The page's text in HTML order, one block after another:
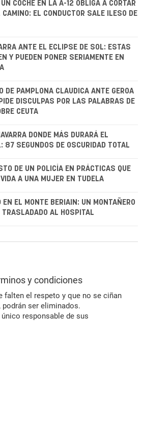
COCHE EN LA A-12 OBLIGA A CORTAR
CAMINO: EL CONDUCTOR SALE ILESO DE
ANTE EL ECLIPSE DE SOL: ESTAS
Y PUEDEN PONER SERIAMENTE EN
DE PAMPLONA CLAUDICA ANTE GEROA
DISCULPAS POR LAS PALABRAS DE
CEUTA
DONDE MÁS DURARÁ EL
87 SEGUNDOS DE OSCURIDAD TOTAL
DE UN POLICÍA EN PRÁCTICAS QUE
A UNA MUJER EN TUDELA
EN EL MONTE BERIAIN: UN MONTAÑERO
TRASLADADO AL HOSPITAL
y condiciones
falten el respeto y que no se ciñan
ser eliminados.
responsable de sus